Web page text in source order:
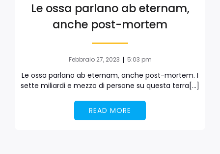
Le ossa parlano ab eternam,
anche post-mortem
Febbraio 27, 2023 | 5:03 pm
Le ossa parlano ab eternam, anche post-mortem. I
sette miliardi e mezzo di persone su questa terra[…]
READ MORE